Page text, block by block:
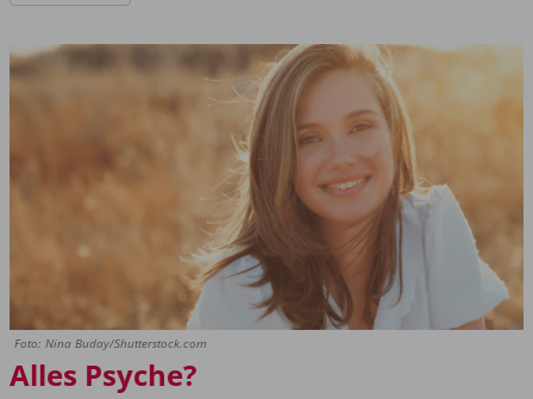
Foto: Nina Buday/Shutterstock.com
Alles Psyche?